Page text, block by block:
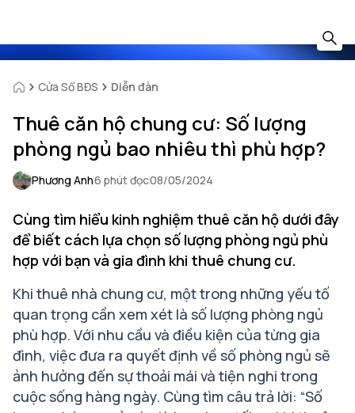
Cửa Sổ BĐS Diễn đàn
Thuê căn hộ chung cư: Số lượng
phòng ngủ bao nhiêu thì phù hợp?
Phương Anh6 phút đọc08/05/2024
Cùng tìm hiểu kinh nghiệm thuê căn hộ dưới đây
để biết cách lựa chọn số lượng phòng ngủ phù
hợp với bạn và gia đình khi thuê chung cư.
Khi thuê nhà chung cư, một trong những yếu tố
quan trọng cần xem xét là số lượng phòng ngủ
phù hợp. Với nhu cầu và điều kiện của từng gia
đình, việc đưa ra quyết định về số phòng ngủ sẽ
ảnh hưởng đến sự thoải mái và tiện nghi trong
cuộc sống hàng ngày. Cùng tìm câu trả lời: “Số